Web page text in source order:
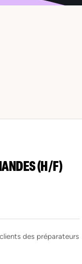
(H/F)
des préparateurs